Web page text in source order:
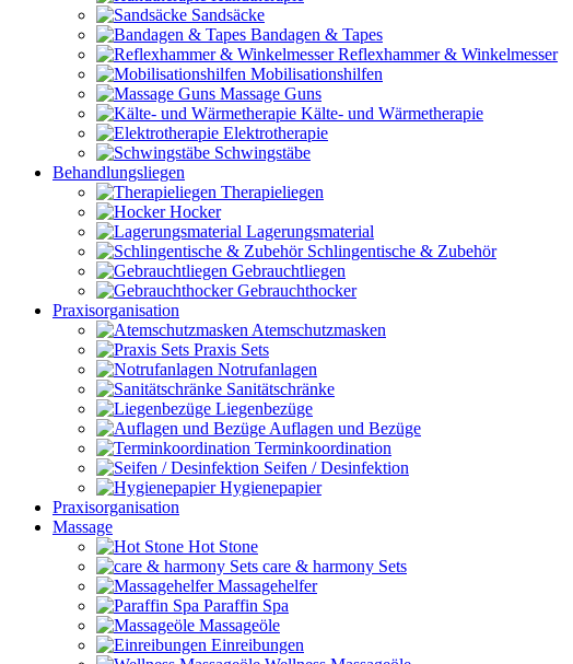
Sandsäcke
Bandagen & Tapes
Reflexhammer & Winkelmesser
Mobilisationshilfen
Massage Guns
Kälte- und Wärmetherapie
Elektrotherapie
Schwingstäbe
Behandlungsliegen
Therapieliegen
Hocker
Lagerungsmaterial
Schlingentische & Zubehör
Gebrauchtliegen
Gebrauchthocker
Praxisorganisation
Atemschutzmasken
Praxis Sets
Notrufanlagen
Sanitätschränke
Liegenbezüge
Auflagen und Bezüge
Terminkoordination
Seifen / Desinfektion
Hygienepapier
Praxisorganisation
Massage
Hot Stone
care & harmony Sets
Massagehelfer
Paraffin Spa
Massageöle
Einreibungen